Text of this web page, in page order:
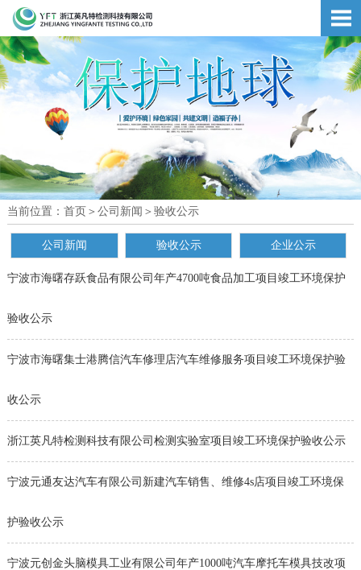
当前位置： 首页 ＞ 公司新闻 ＞ 验收公示
公司新闻 验收公示 企业公示
宁波市海曙存跃食品有限公司年产4700吨食品加工项目竣工环境保护
验收公示
宁波市海曙集士港腾信汽车修理店汽车维修服务项目竣工环境保护验
收公示
浙江英凡特检测科技有限公司检测实验室项目竣工环境保护验收公示
宁波元通友达汽车有限公司新建汽车销售、维修4s店项目竣工环境保
护验收公示
宁波元创金头脑模具工业有限公司年产1000吨汽车摩托车模具技改项